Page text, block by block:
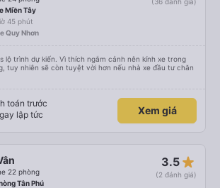
Miền Tây
45 phút
Quy Nhơn
lộ trình dự kiến. Vì thích ngắm cảnh nên kính xe trong
tuy nhiên sẽ còn tuyệt vời hơn nếu nhà xe đầu tư chăn
toán trước
lập tức
Xem giá
22 phòng
3.5 star_rate
(2 đánh giá)
Tân Phú